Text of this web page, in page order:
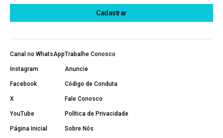
Canal no WhatsApp
Instagram
Facebook
X
YouTube
Página Inicial
Trabalhe Conosco
Anuncie
Código de Conduta
Fale Conosco
Política de Privacidade
Sobre Nós